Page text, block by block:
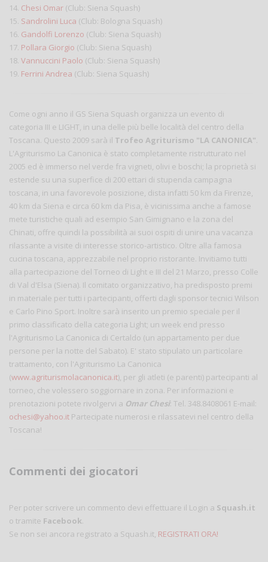
14. Chesi Omar (Club: Siena Squash)
15. Sandrolini Luca (Club: Bologna Squash)
16. Gandolfi Lorenzo (Club: Siena Squash)
17. Pollara Giorgio (Club: Siena Squash)
18. Vannuccini Paolo (Club: Siena Squash)
19. Ferrini Andrea (Club: Siena Squash)
Come ogni anno il GS Siena Squash organizza un evento di
categoria III e LIGHT, in una delle più belle località del centro della
Toscana. Questo 2009 sarà il Trofeo Agriturismo "LA CANONICA"
L'Agriturismo La Canonica è stato completamente ristrutturato nel
2005 ed è immerso nel verde fra vigneti, olivi e boschi; la proprietà si
estende su una superfice di 200 ettari di stupenda campagna
toscana, in una favorevole posizione, dista infatti 50 km da Firenze,
40 km da Siena e circa 60 km da Pisa, è vicinissima anche a famose
mete turistiche quali ad esempio San Gimignano e la zona del
Chinati, offre quindi la possibilità ai suoi ospiti di unire una vacanza
rilassante a visite di interesse storico-artistico. Oltre alla famosa
cucina toscana, apprezzabile nel proprio ristorante. Invitiamo tutti
alla partecipazione del Torneo di Light e III del 21 Marzo, presso Colle
di Val d'Elsa (Siena). Il comitato organizzativo, ha predisposto premi
in materiale per tutti i partecipanti, offerti dagli sponsor tecnici Wilson
e Carlo Pino Sport. Inoltre sarà inserito un premio speciale per il
primo classificato della categoria Light; un week end presso
l'Agriturismo La Canonica di Certaldo (un appartamento per due
persone per la notte del Sabato). E' stato stipulato un particolare
trattamento, con l'Agriturismo La Canonica
(www.agriturismolacanonica.it), per gli atleti (e parenti) partecipanti al
torneo, che volessero soggiornare in zona. Per informazioni e
prenotazioni potete rivolgervi a Omar Chesi: Tel. 348.8408061 E-mail:
ochesi@yahoo.it Partecipate numerosi e rilassatevi nel centro della
Toscana!
Commenti dei giocatori
Per poter scrivere un commento devi effettuare il Login a Squash.it
o tramite Facebook
Se non sei ancora registrato a Squash.it, REGISTRATI ORA!